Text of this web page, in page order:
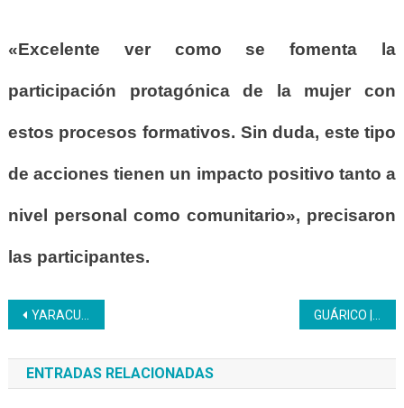
«Excelente ver como se fomenta la
participación protagónica de la mujer con
estos procesos formativos. Sin duda, este tipo
de acciones tienen un impacto positivo tanto a
nivel personal como comunitario», precisaron
las participantes.
Navegación
de
entradas
YARACUY | Estudiantes del programa Bachillerato Productivo aprenden la técnica en Servicio de Bar GUÁRICO | La Fundación Telefónica Movistar organizó el Foro Conecta Empleo de América Latina: Empleabilidad Juvenil – Primer Empleo
ENTRADAS RELACIONADAS